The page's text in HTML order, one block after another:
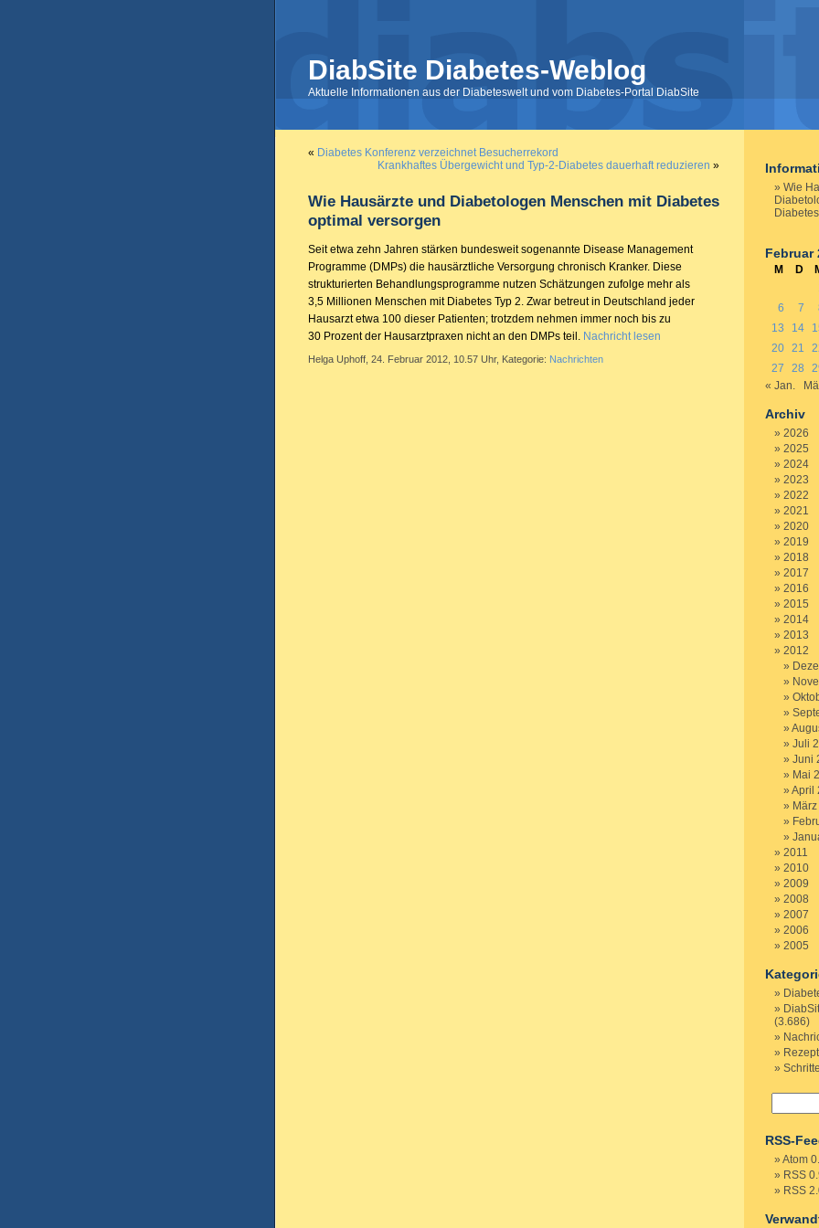
DiabSite Diabetes-Weblog
Aktuelle Informationen aus der Diabeteswelt und vom Diabetes-Portal DiabSite
« Diabetes Konferenz verzeichnet Besucherrekord
Krankhaftes Übergewicht und Typ-2-Diabetes dauerhaft reduzieren »
Wie Hausärzte und Diabetologen Menschen mit Diabetes
optimal versorgen
Seit etwa zehn Jahren stärken bundesweit sogenannte Disease Management
Programme (DMPs) die hausärztliche Versorgung chronisch Kranker. Diese
strukturierten Behandlungsprogramme nutzen Schätzungen zufolge mehr als
3,5 Millionen Menschen mit Diabetes Typ 2. Zwar betreut in Deutschland jeder
Hausarzt etwa 100 dieser Patienten; trotzdem nehmen immer noch bis zu
30 Prozent der Hausarztpraxen nicht an den DMPs teil. Nachricht lesen
Helga Uphoff, 24. Februar 2012, 10.57 Uhr, Kategorie: Nachrichten
Wie
Februar
M D
6
7
13
14
20 21
27
28
« Jan.
Archiv
2026
2025
2024
2023
2022
2021
2020
2019
2018
2017
2016
2015
2014
2013
2012
Juli
Juni
Mai
April
2011
2010
2009
2008
2007
2006
2005
(3.686)
RSS-
Atom
RSS
RSS